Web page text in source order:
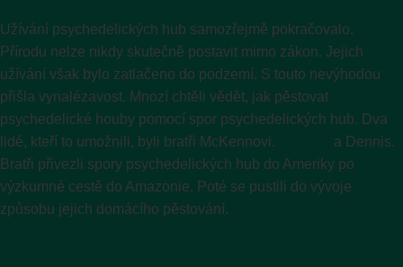
Užívání psychedelických hub samozřejmě pokračovalo.
Přírodu nelze nikdy skutečně postavit mimo zákon. Jejich
užívání však bylo zatlačeno do podzemí. S touto nevýhodou
přišla vynalézavost. Mnozí chtěli vědět, jak pěstovat
psychedelické houby pomocí spor psychedelických hub. Dva
lidé, kteří to umožnili, byli bratři McKennovi.
a Dennis.
Bratři přivezli spory psychedelických hub do Ameriky po
výzkumné cestě do Amazonie. Poté se pustili do vývoje
způsobu jejich domácího pěstování.